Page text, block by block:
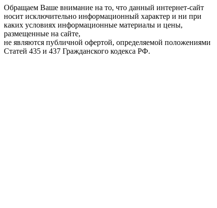
Обращаем Ваше внимание на то, что данный интернет-сайт
носит исключительно информационный характер и ни при
каких условиях информационные материалы и цены,
размещенные на сайте,
не являются публичной офертой, определяемой положениями
Статей 435 и 437 Гражданского кодекса РФ.